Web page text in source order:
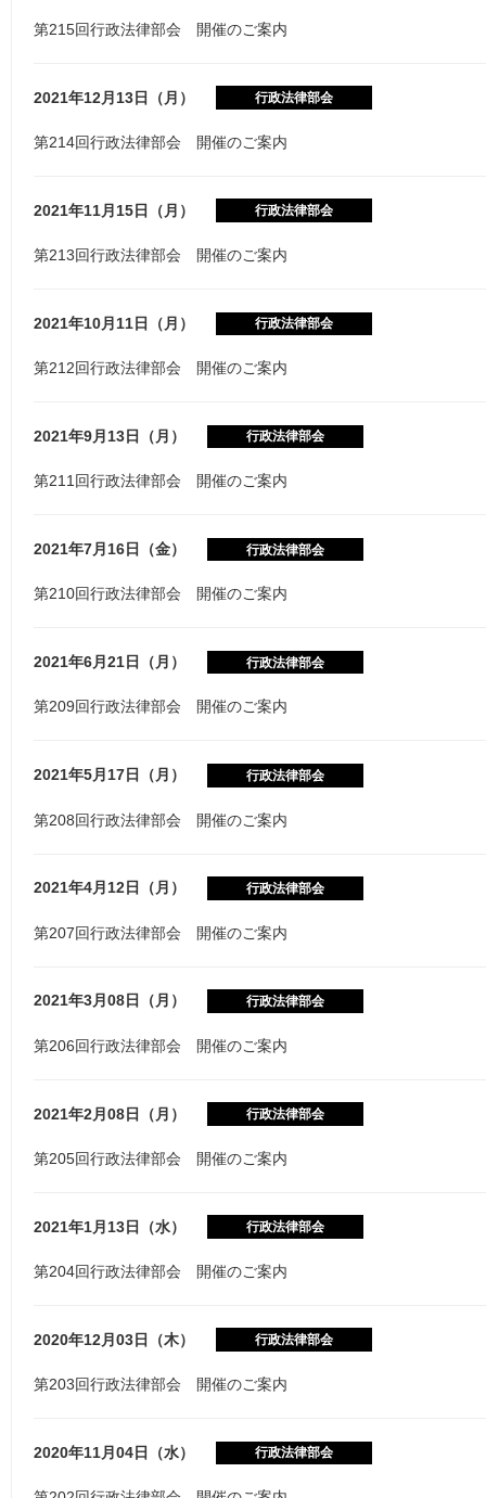
第215回行政法律部会 開催のご案内
2021年12月13日（月） 行政法律部会
第214回行政法律部会 開催のご案内
2021年11月15日（月） 行政法律部会
第213回行政法律部会 開催のご案内
2021年10月11日（月） 行政法律部会
第212回行政法律部会 開催のご案内
2021年9月13日（月） 行政法律部会
第211回行政法律部会 開催のご案内
2021年7月16日（金） 行政法律部会
第210回行政法律部会 開催のご案内
2021年6月21日（月） 行政法律部会
第209回行政法律部会 開催のご案内
2021年5月17日（月） 行政法律部会
第208回行政法律部会 開催のご案内
2021年4月12日（月） 行政法律部会
第207回行政法律部会 開催のご案内
2021年3月08日（月） 行政法律部会
第206回行政法律部会 開催のご案内
2021年2月08日（月） 行政法律部会
第205回行政法律部会 開催のご案内
2021年1月13日（水） 行政法律部会
第204回行政法律部会 開催のご案内
2020年12月03日（木） 行政法律部会
第203回行政法律部会 開催のご案内
2020年11月04日（水） 行政法律部会